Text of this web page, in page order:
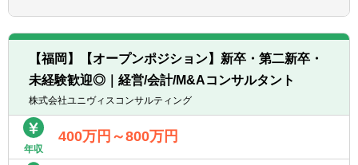
ユニヴィスグループでは、特定の職種に限定
せず、応募者の経験・スキル・志向に応じて
最適なポジションを提案する「オープンポジ
ション」制度を導入しています。
これにより、応募者の可能性を最大限に引き
出し、成長を促進する環境を提供します。
第二新卒から経験豊富なキャリア層まで幅広
く募集しており、柔軟なキャリアパスの構築
【福岡】【オープンポジション】新卒・第二新卒・
未経験歓迎◎｜経営/会計/M&Aコンサルタント
株式会社ユニヴィスコンサルティング
年収
400万円～800万円